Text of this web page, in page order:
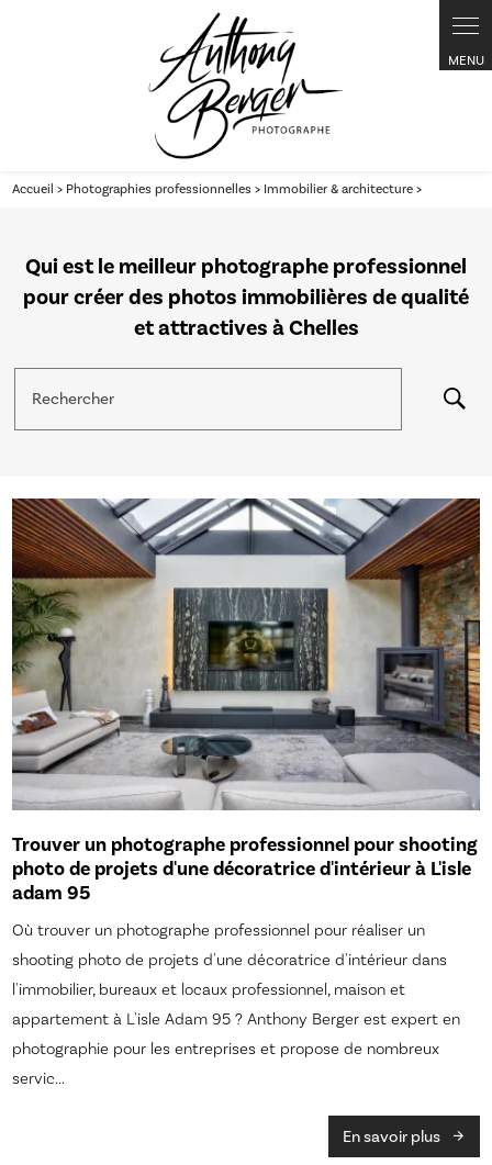
Accueil > Photographies professionnelles > Immobilier & architecture>
Qui est le meilleur photographe professionnel
pour créer des photos immobilières de qualité
et attractives à Chelles
Rechercher
Trouver un photographe professionnel pour shooting
photo de projets d'une décoratrice d'intérieur à L'isle
adam 95
Où trouver un photographe professionnel pour réaliser un
shooting photo de projets d'une décoratrice d'intérieur dans
l'immobilier, bureaux et locaux professionnel, maison et
appartement à L'isle Adam 95 ? Anthony Berger est expert en
photographie pour les entreprises et propose de nombreux
servic...
En savoir plus
Panneau de gestion des cookies